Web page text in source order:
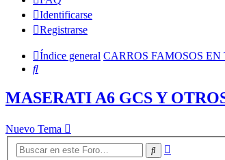
Identificarse
Registrarse
Índice general CARROS FAMOSOS
Buscar
MASERATI A6 GCS Y
Nuevo Tema
Buscar